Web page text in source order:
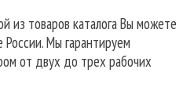
из товаров каталога Вы можете
России. Мы гарантируем
от двух до трех рабочих